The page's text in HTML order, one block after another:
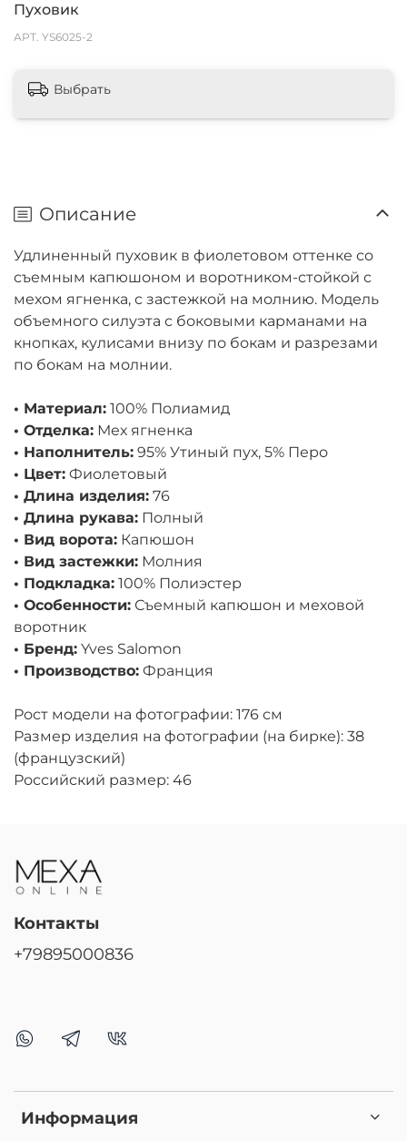
Пуховик
АРТ. YS6025-2
Выбрать
Описание
Удлиненный пуховик в фиолетовом оттенке со
съемным капюшоном и воротником-стойкой с
мехом ягненка, с застежкой на молнию. Модель
объемного силуэта с боковыми карманами на
кнопках, кулисами внизу по бокам и разрезами
по бокам на молнии.
• Материал: 100% Полиамид
• Отделка: Мех ягненка
• Наполнитель: 95% Утиный пух, 5% Перо
• Цвет: Фиолетовый
• Длина изделия: 76
• Длина рукава: Полный
• Вид ворота: Капюшон
• Вид застежки: Молния
• Подкладка: 100% Полиэстер
• Особенности: Съемный капюшон и меховой
воротник
• Бренд: Yves Salomon
• Производство: Франция
Рост модели на фотографии: 176 см
Размер изделия на фотографии (на бирке): 38
(французский)
Российский размер: 46
Информация
Контакты
+79895000836